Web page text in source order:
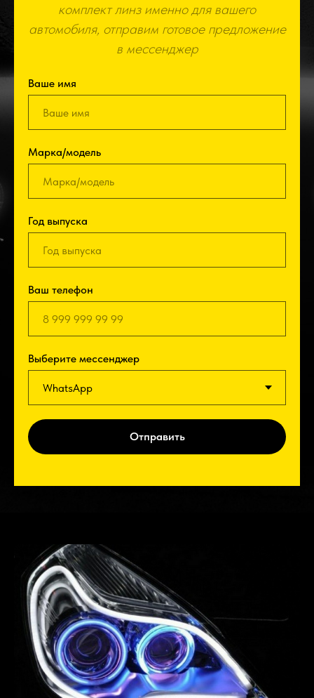
комплект линз именно для вашего
автомобиля, отправим готовое предложение
в мессенджер
Ваше имя
Марка/модель
Год выпуска
Ваш телефон
Выберите мессенджер
Отправить